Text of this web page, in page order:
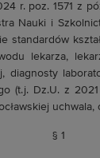
r. poz. 1571 z
Nauki i
standardów
lekarza,
diagnosty
(t.j. Dz.U. z
uchwala,
§ 1